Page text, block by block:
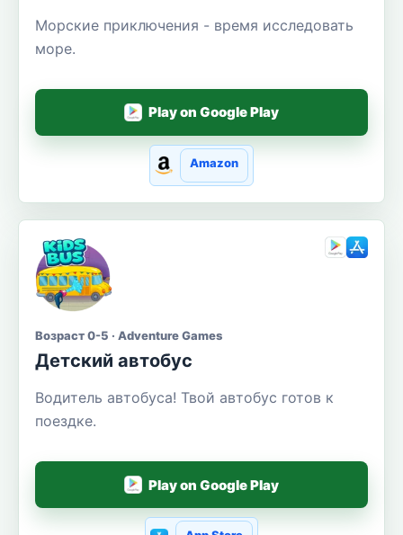
Морские приключения - время исследовать
море.
Play on Google Play
Amazon
Возраст 0-5 · Adventure Games
Детский автобус
Водитель автобуса! Твой автобус готов к
поездке.
Play on Google Play